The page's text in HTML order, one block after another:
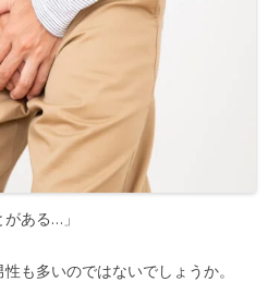
ある…」
も多いのではないでしょうか。